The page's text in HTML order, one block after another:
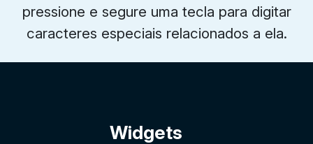
pressione e segure uma tecla para digitar
caracteres especiais relacionados a ela.
Widgets